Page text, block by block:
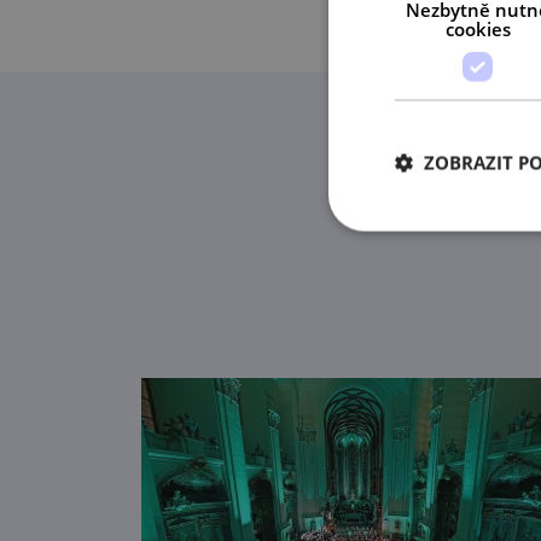
Nezbytně
cookies
ZOBRAZIT